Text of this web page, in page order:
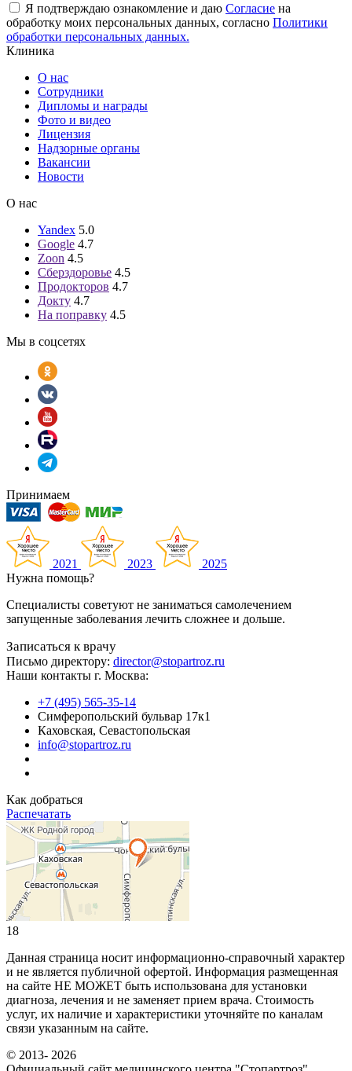
Я подтверждаю ознакомление и даю Согласие на
обработку моих персональных данных, согласно Политики
обработки персональных данных.
Клиника
О нас
Сотрудники
Дипломы и награды
Фото и видео
Лицензия
Надзорные органы
Вакансии
Новости
О нас
Yandex 5.0
Google 4.7
Zoon 4.5
Сберздоровье 4.5
Продокторов 4.7
Докту 4.7
На поправку 4.5
Мы в соцсетях
Принимаем
2021 2023
2025
Нужна помощь?
Специалисты советуют не заниматься самолечением
запущенные заболевания лечить сложнее и дольше.
Записаться к врачу
Письмо директору: director@stopartroz.ru
Наши контакты г. Москва:
+7 (495) 565-35-14
Симферопольский бульвар 17к1
Каховская, Севастопольская
info@stopartroz.ru
Как добраться
Распечатать
18
Данная страница носит информационно-справочный характер
и не является публичной офертой. Информация размещенная
на сайте НЕ МОЖЕТ быть использована для установки
диагноза, лечения и не заменяет прием врача. Стоимость
услуг, их наличие и характеристики уточняйте по каналам
связи указанным на сайте.
© 2013- 2026